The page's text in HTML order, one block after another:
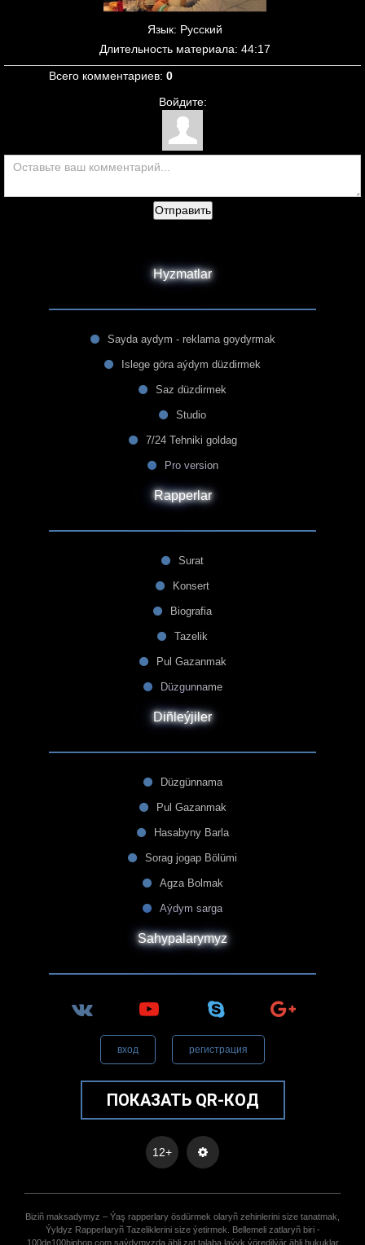
Язык: Русский
Длительность материала: 44:17
Всего комментариев: 0
Войдите:
Отправить
Hyzmatlar
Sayda aydym - reklama goydyrmak
Islege göra aýdym düzdirmek
Saz düzdirmek
Studio
7/24 Tehniki goldag
Pro version
Rapperlar
Surat
Konsert
Biografia
Tazelik
Pul Gazanmak
Düzgunname
Diñleýjiler
Düzgünnama
Pul Gazanmak
Hasabyny Barla
Sorag jogap Bölümi
Agza Bolmak
Aýdym sarga
Sahypalarymyz
вход регистрация
ПОКАЗАТЬ QR-КОД
12+
Biziñ maksadymyz – Ýaş rapperlary ösdürmek olaryñ zehinlerini size tanatmak,
Ýyldyz Rapperlaryñ Tazeliklerini size ýetirmek. Bellemeli zatlaryñ biri -
100de100hiphop.com saýdymyzda ähli zat talaba laýyk ýöredilýär ähli hukuklar